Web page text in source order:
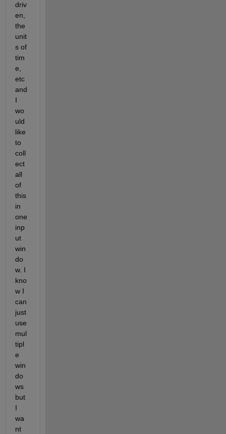
driv
en,
the
unit
s of
tim
e,
etc
and
I
wo
uld
like
to
coll
ect
all
of
this
in
one
inp
ut
win
do
w. I
kno
w I
can
just
use
mul
tipl
e
win
do
ws
but
I
wa
nt